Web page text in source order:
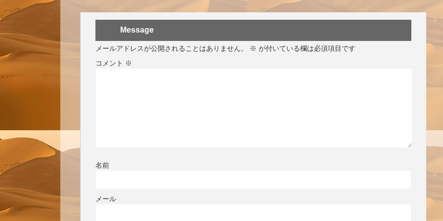
Message
メールアドレスが公開されることはありません。 ※ が付いている欄は必須項目です
コメント ※
名前
メール